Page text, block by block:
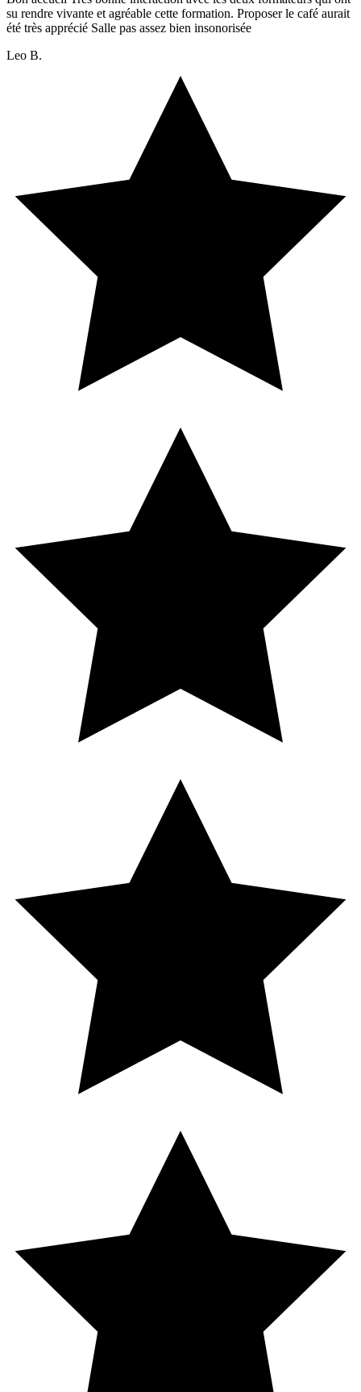
su rendre vivante et agréable cette formation. Proposer le café aurait
été très apprécié Salle pas assez bien insonorisée
Leo B.